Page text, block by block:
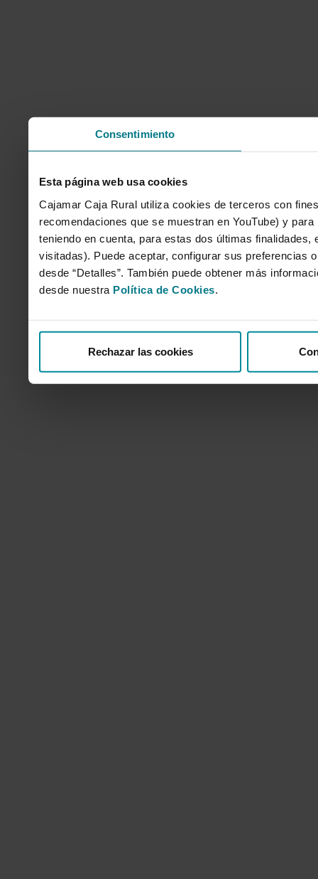
Consentimiento
Esta página web usa cookies
Cajamar Caja Rural utiliza cookies de terceros con
recomendaciones que se muestran en YouTube) y
teniendo en cuenta, para estas dos últimas
visitadas). Puede aceptar, configurar sus preferencias
desde “Detalles”. También puede obtener más
desde nuestra Política de Cookies
Rechazar las cookies